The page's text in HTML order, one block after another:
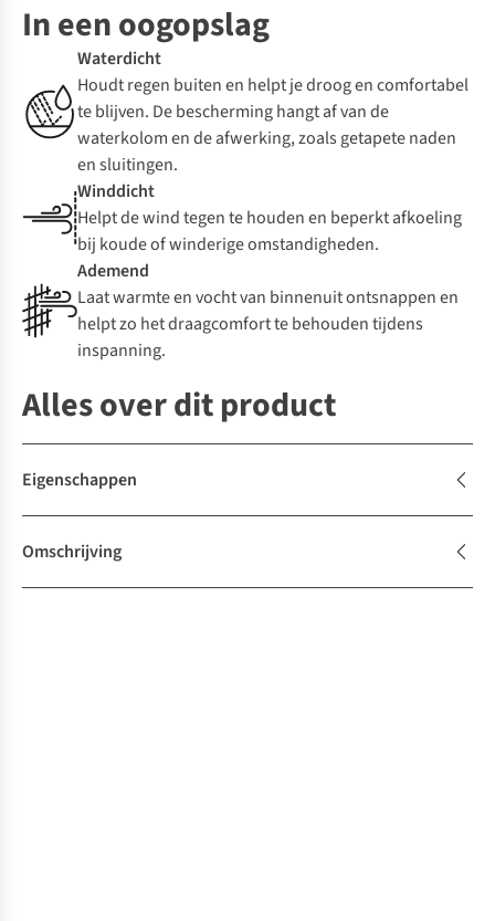
In een oogopslag
Waterdicht
Houdt regen buiten en helpt je droog en comfortabel
te blijven. De bescherming hangt af van de
waterkolom en de afwerking, zoals getapete naden
en sluitingen.
Winddicht
Helpt de wind tegen te houden en beperkt afkoeling
bij koude of winderige omstandigheden.
Ademend
Laat warmte en vocht van binnenuit ontsnappen en
helpt zo het draagcomfort te behouden tijdens
inspanning.
Alles over dit product
Eigenschappen
Omschrijving